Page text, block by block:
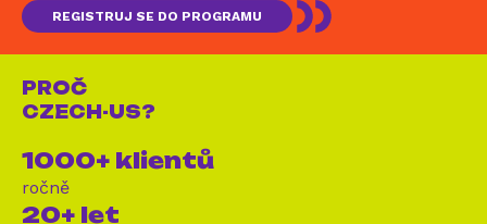
REGISTRUJ SE DO PROGRAMU
PROČ
CZECH-US?
1000+ klientů
ročně
20+ let